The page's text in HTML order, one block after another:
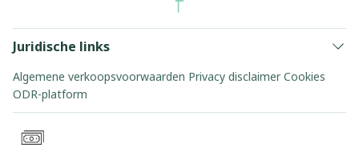
Juridische links
Algemene verkoopsvoorwaarden Privacy disclaimer Cookies
ODR-platform